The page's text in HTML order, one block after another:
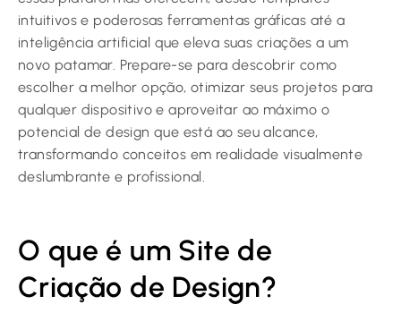
intuitivos e poderosas ferramentas gráficas até a
inteligência artificial que eleva suas criações a um
novo patamar. Prepare-se para descobrir como
escolher a melhor opção, otimizar seus projetos para
qualquer dispositivo e aproveitar ao máximo o
potencial de design que está ao seu alcance,
transformando conceitos em realidade visualmente
deslumbrante e profissional.
O que é um Site de
Criação de Design?